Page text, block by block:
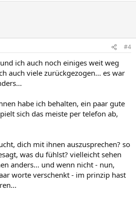
#4
ich auch noch einiges weit weg
auch viele zurückgezogen... es war
habe ich behalten, ein paar gute
sich das meiste per telefon ab,
dich mit ihnen auszusprechen? so
was du fühlst? vielleicht sehen
anders... und wenn nicht - nun,
worte verschenkt - im prinzip hast